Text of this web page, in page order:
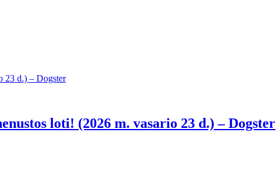
loti! (2026 m. vasario 23 d.) – Dogster